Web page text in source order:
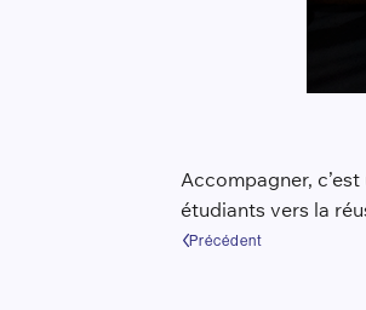
Accompagner,
étudiants vers la
Précédent